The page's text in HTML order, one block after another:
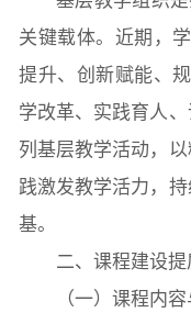
关键载体。近期，
提升、创新赋能、
学改革、实践育人
列基层教学活动，
践激发教学活力，
基。
二、课程建设
（一）课程内